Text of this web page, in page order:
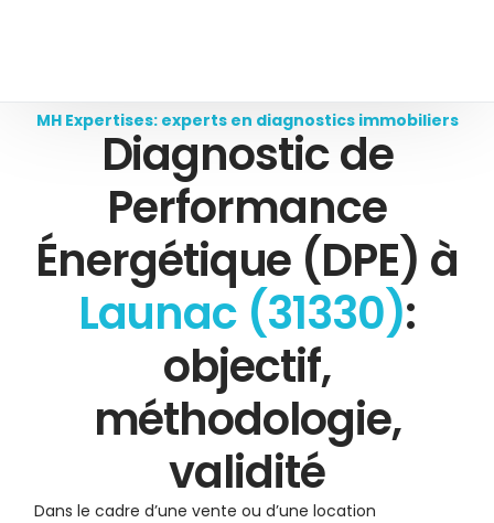
MH Expertises: experts en diagnostics immobiliers
Diagnostic de
Performance
Énergétique (DPE) à
Launac (31330):
objectif,
méthodologie,
validité
Dans le cadre d’une vente ou d’une location